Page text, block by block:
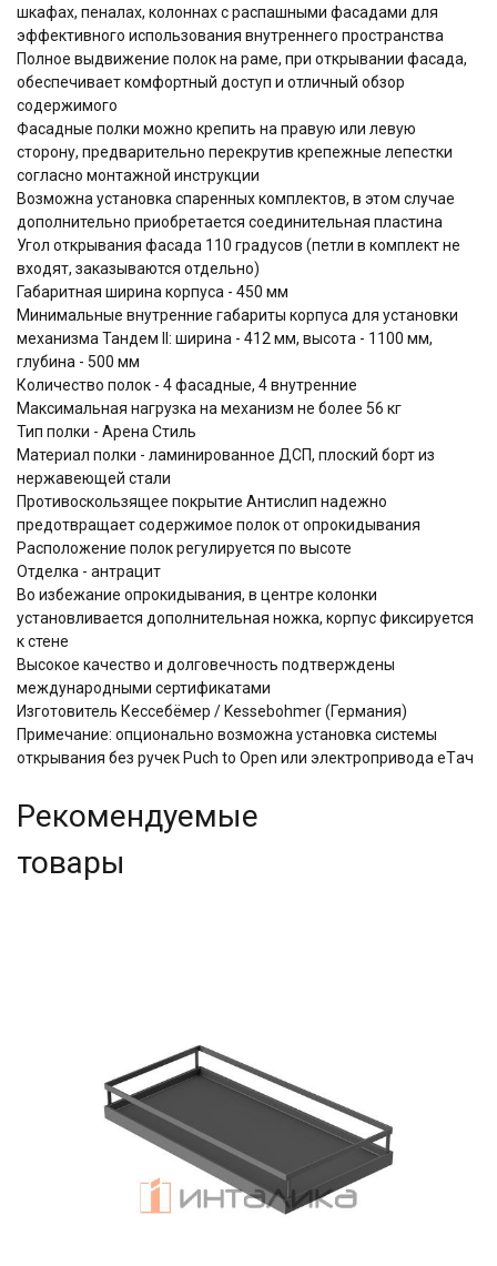
шкафах, пеналах, колоннах с распашными фасадами для
эффективного использования внутреннего пространства
Полное выдвижение полок на раме, при открывании фасада,
обеспечивает комфортный доступ и отличный обзор
содержимого
Фасадные полки можно крепить на правую или левую
сторону, предварительно перекрутив крепежные лепестки
согласно монтажной инструкции
Возможна установка спаренных комплектов, в этом случае
дополнительно приобретается соединительная пластина
Угол открывания фасада 110 градусов (петли в комплект не
входят, заказываются отдельно)
Габаритная ширина корпуса - 450 мм
Минимальные внутренние габариты корпуса для установки
механизма Тандем II: ширина - 412 мм, высота - 1100 мм,
глубина - 500 мм
Количество полок - 4 фасадные, 4 внутренние
Максимальная нагрузка на механизм не более 56 кг
Тип полки - Арена Стиль
Материал полки - ламинированное ДСП, плоский борт из
нержавеющей стали
Противоскользящее покрытие Антислип надежно
предотвращает содержимое полок от опрокидывания
Расположение полок регулируется по высоте
Отделка - антрацит
Во избежание опрокидывания, в центре колонки
установливается дополнительная ножка, корпус фиксируется
к стене
Высокое качество и долговечность подтверждены
международными сертификатами
Изготовитель Кессебёмер / Kessebohmer (Германия)
Примечание: опционально возможна установка системы
открывания без ручек Puch to Open или электропривода eTач
Рекомендуемые
товары